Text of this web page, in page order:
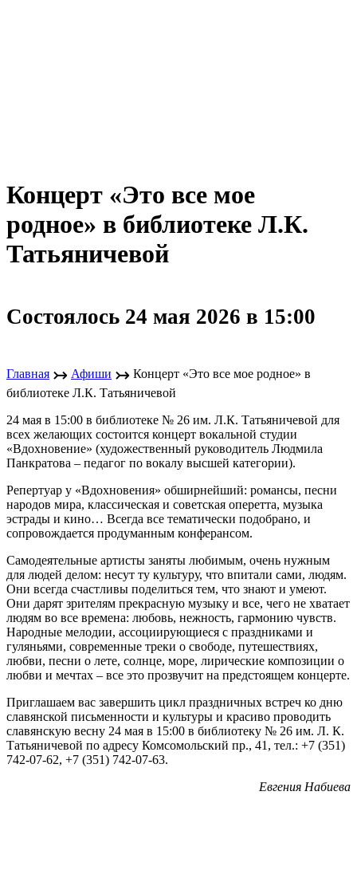
Концерт «Это все мое
родное» в библиотеке Л.К.
Татьяничевой
Состоялось 24 мая 2026 в 15:00
Главная ↣ Афиши ↣ Концерт «Это все мое родное» в
библиотеке Л.К. Татьяничевой
24 мая в 15:00 в библиотеке № 26 им. Л.К. Татьяничевой для
всех желающих состоится концерт вокальной студии
«Вдохновение» (художественный руководитель Людмила
Панкратова – педагог по вокалу высшей категории).
Репертуар у «Вдохновения» обширнейший: романсы, песни
народов мира, классическая и советская оперетта, музыка
эстрады и кино… Всегда все тематически подобрано, и
сопровождается продуманным конферансом.
Самодеятельные артисты заняты любимым, очень нужным
для людей делом: несут ту культуру, что впитали сами, людям.
Они всегда счастливы поделиться тем, что знают и умеют.
Они дарят зрителям прекрасную музыку и все, чего не хватает
людям во все времена: любовь, нежность, гармонию чувств.
Народные мелодии, ассоциирующиеся с праздниками и
гуляньями, современные треки о свободе, путешествиях,
любви, песни о лете, солнце, море, лирические композиции о
любви и мечтах – все это прозвучит на предстоящем концерте.
Приглашаем вас завершить цикл праздничных встреч ко дню
славянской письменности и культуры и красиво проводить
славянскую весну 24 мая в 15:00 в библиотеку № 26 им. Л. К.
Татьяничевой по адресу Комсомольский пр., 41, тел.: +7 (351)
742-07-62, +7 (351) 742-07-63.
Евгения Набиева